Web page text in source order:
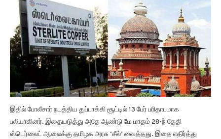
இதில் போலீசார் நடத்திய துப்பாக்கி சூட்டில் 13 பேர் பரிதாபமாக
பலியாகினர். இதையடுத்து அதே ஆண்டு மே மாதம் 28-ந் தேதி
ஸ்டெர்லைட் ஆலைக்கு தமிழக அரசு ‘சீல்’ வைத்தது. இதை எதிர்த்து